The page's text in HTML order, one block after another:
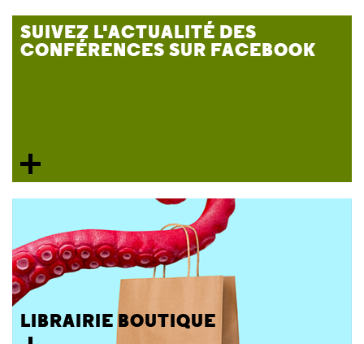
SUIVEZ L'ACTUALITÉ DES
CONFÉRENCES SUR FACEBOOK
LIBRAIRIE BOUTIQUE